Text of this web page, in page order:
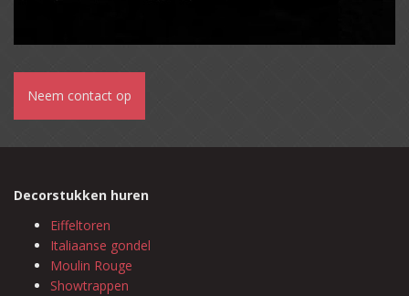
Neem contact op
Decorstukken huren
Eiffeltoren
Italiaanse gondel
Moulin Rouge
Showtrappen